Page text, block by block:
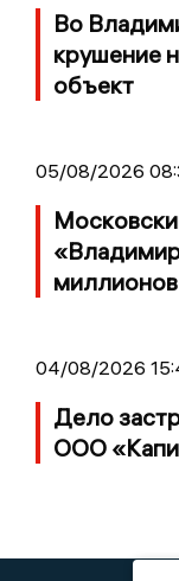
Во
крушение
объект
05/08/2026
04/08/2026
Дело
ООО